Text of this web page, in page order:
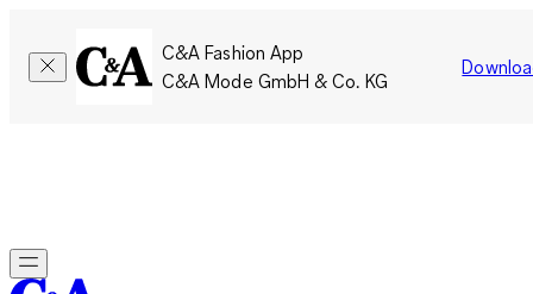
C&A Fashion App
C&A Mode GmbH & Co. KG